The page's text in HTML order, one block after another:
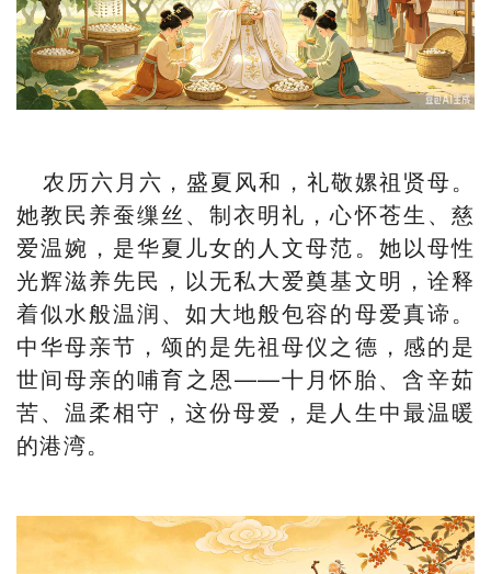
农历六月六，盛夏风和，礼敬嫘祖贤母。
她教民养蚕缫丝、制衣明礼，心怀苍生、慈
爱温婉，是华夏儿女的人文母范。她以母性
光辉滋养先民，以无私大爱奠基文明，诠释
着似水般温润、如大地般包容的母爱真谛。
中华母亲节，颂的是先祖母仪之德，感的是
世间母亲的哺育之恩——十月怀胎、含辛茹
苦、温柔相守，这份母爱，是人生中最温暖
的港湾。